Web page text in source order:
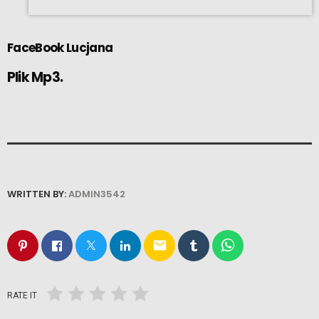
FaceBook Lucjana
Plik Mp3.
WRITTEN BY:ADMIN3542
email
RATE IT